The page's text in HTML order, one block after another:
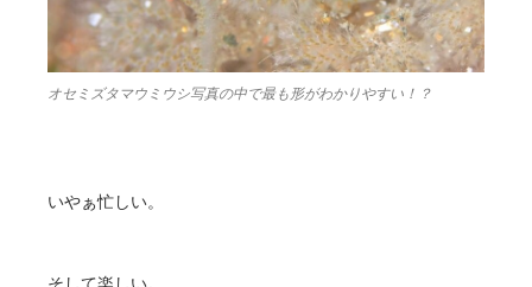
オセミズタマウミウシ写真の中で最も形がわかりやすい！？
いやぁ忙しい。
そして楽しい。